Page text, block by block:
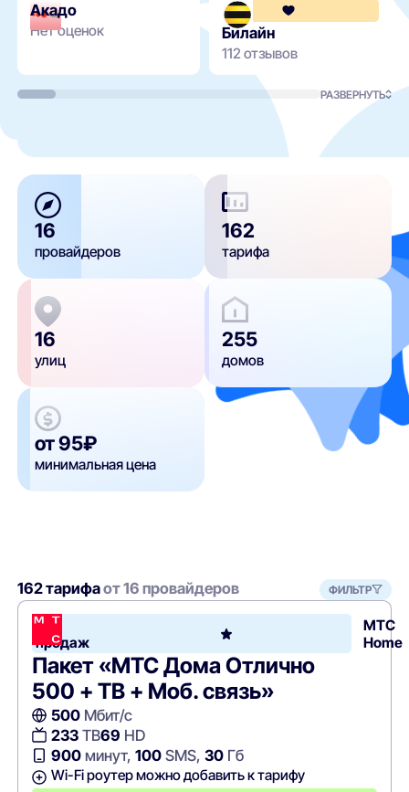
Акадо
Нет оценок Билайн
112 отзывов
РАЗВЕРНУТЬ
16
провайдеров
162
тарифа
16
улиц
255
домов
от 95₽
минимальная цена
162 тарифаот 16 провайдеров ФИЛЬТР
Хит
продаж
МТС
Home
Пакет «МТС Дома Отлично
500 + ТВ + Моб. связь»
500Мбит/с
233ТВ69 HD
900минут, 100SMS, 30Гб
Wi-Fi роутер можно добавить к тарифу